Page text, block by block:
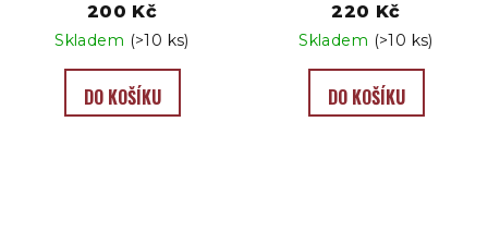
200 Kč
Skladem (>10 ks)
DO KOŠÍKU
220 Kč
Skladem (>10 ks)
DO KOŠÍKU